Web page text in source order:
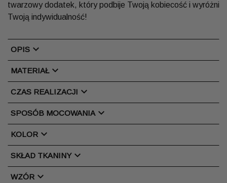
twarzowy dodatek, który podbije Twoją kobiecość i wyróżni
Twoją indywidualność!
OPIS chevron_right
MATERIAŁchevron_right
CZAS REALIZACJI chevron_right
SPOSÓB MOCOWANIAchevron_right
KOLOR chevron_right
SKŁAD TKANINYchevron_right
WZÓR chevron_right